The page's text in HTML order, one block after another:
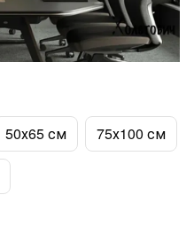
50х65 см 75х100 см